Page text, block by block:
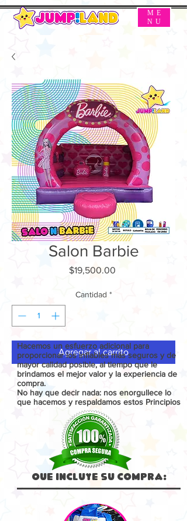
ME
NU
Salon Barbie
$19,500.00Precio
Cantidad *
Agregar al carrito
Hacemos un esfuerzo adicional para
proporcionar los inflables más seguros y de
mayor calidad posible, al tiempo que le
brindamos el mejor valor y la experiencia de
compra.
No hay que decir nada: nos enorgullece lo
que hacemos y respaldamos estos Principios
Que Incluye su compra: